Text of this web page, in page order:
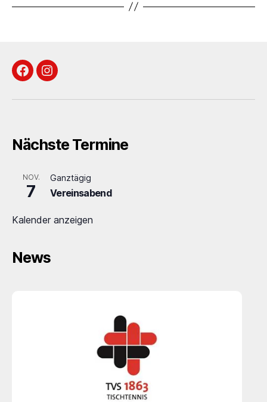
FacebookInstagram
Nächste Termine
NOV.
7
Ganztägig
Vereinsabend
Kalender anzeigen
News